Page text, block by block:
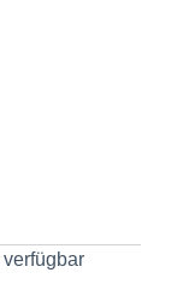
verfügbar